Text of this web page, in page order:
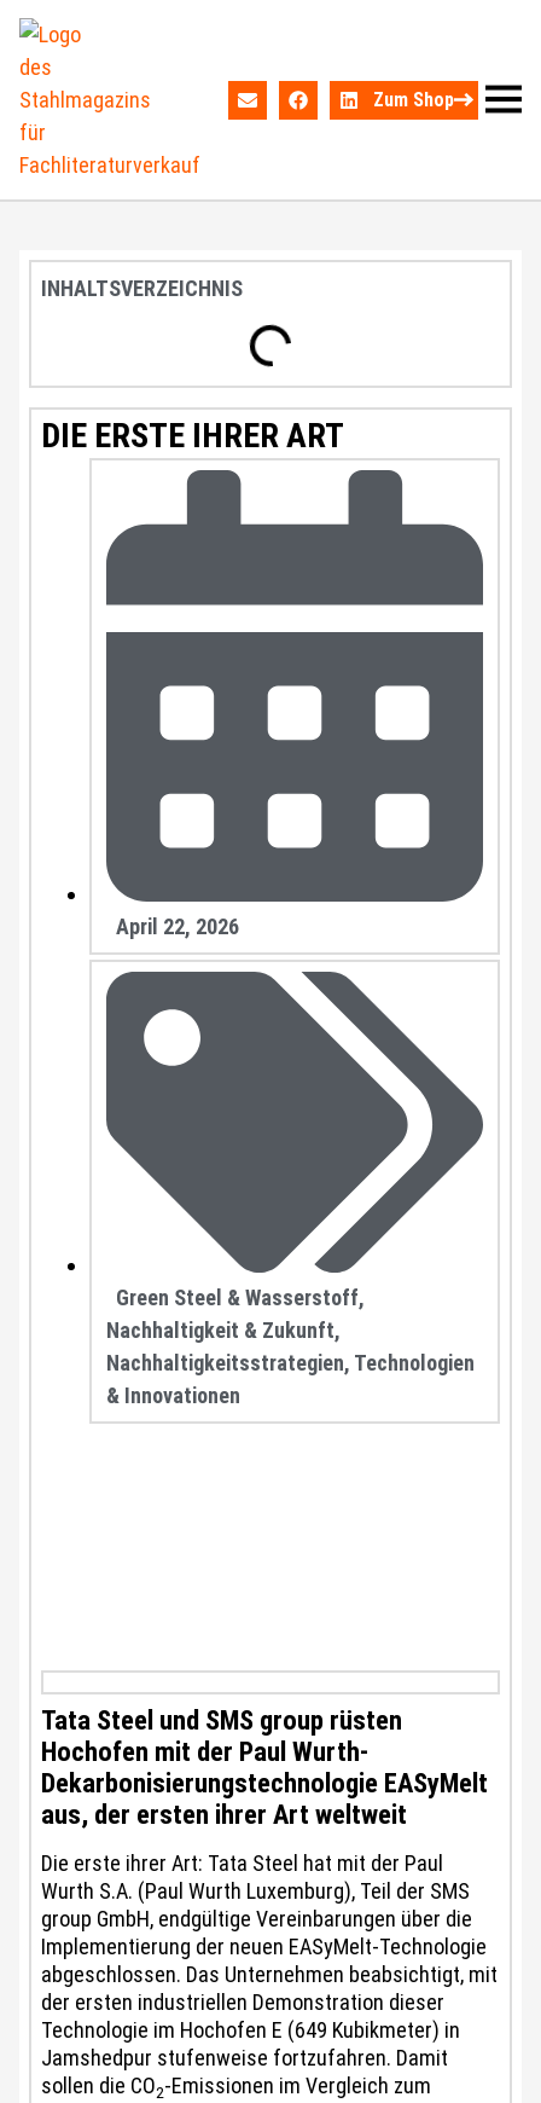
Zum Shop
DIE ERSTE IHRER ART
April 22, 2026
Green Steel & Wasserstoff,
Nachhaltigkeit & Zukunft,
Nachhaltigkeitsstrategien, Technologien
& Innovationen
Tata Steel und SMS group rüsten
Hochofen mit der Paul Wurth-
Dekarbonisierungstechnologie EASyMelt
aus, der ersten ihrer Art weltweit
Die erste ihrer Art: Tata Steel hat mit der Paul
Wurth S.A. (Paul Wurth Luxemburg), Teil der SMS
group GmbH, endgültige Vereinbarungen über die
Implementierung der neuen EASyMelt-Technologie
abgeschlossen. Das Unternehmen beabsichtigt, mit
der ersten industriellen Demonstration dieser
Technologie im Hochofen E (649 Kubikmeter) in
Jamshedpur stufenweise fortzufahren. Damit
sollen die CO2-Emissionen im Vergleich zum
INHALTSVERZEICHNIS